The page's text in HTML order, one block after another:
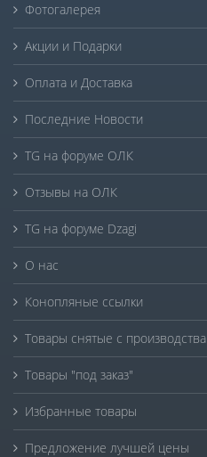
Фотогалерея
Акции и Подарки
Оплата и Доставка
Последние Новости
TG на форуме ОЛК
Отзывы на ОЛК
TG на форуме Dzagi
О нас
Конопляные ссылки
Товары снятые с производства
Товары "под заказ"
Избранные товары
Предложение лучшей цены